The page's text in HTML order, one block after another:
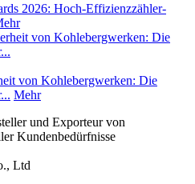
2026: Hoch-Effizienzzähler-
von Kohlebergwerken: Die
Mehr
und Exporteur von
Kundenbedürfnisse